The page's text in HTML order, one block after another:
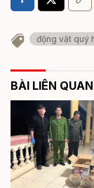
động vật quý
BÀI LIÊN QUAN